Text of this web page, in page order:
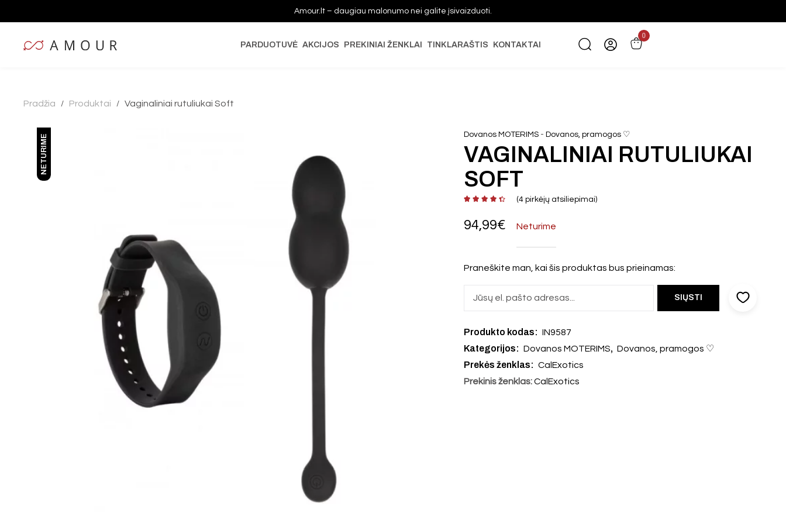
Amour.lt – daugiau malonumo nei galite įsivaizduoti.
PARDUOTUVĖ AKCIJOS PREKINIAI ŽENKLAI TINKLARAŠTIS KONTAKTAI
0
Pradžia / Produktai / Vaginaliniai rutuliukai Soft
NETURIME Dovanos MOTERIMS -Dovanos, pramogos ♡
VAGINALINIAI RUTULIUKAI
SOFT
(4 pirkėjų atsiliepimai)
94,99€ Neturime
Praneškite man, kai šis produktas bus prieinamas:
Produkto kodas: IN9587
Kategorijos: Dovanos MOTERIMS, Dovanos, pramogos ♡
Prekės ženklas: CalExotics
Prekinis ženklas:CalExotics